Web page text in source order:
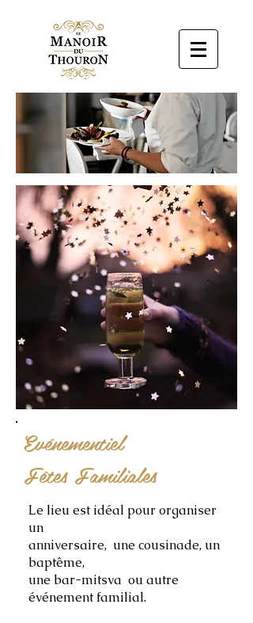
Evénementiel
Fêtes Familiales
Le lieu est idéal pour organiser
un
anniversaire, une cousinade, un
baptême,
une bar-mitsva ou autre
événement familial.